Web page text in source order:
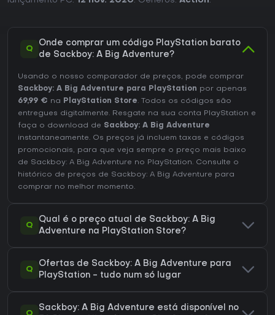
Q
Onde comprar um código PlayStation barato
de Sackboy: A Big Adventure?
Usando o nosso comparador de preços, pode comprar
Sackboy: A Big Adventure para PlayStation por apenas
69,99 € na PlayStation Store. Todos os códigos são
entregues digitalmente. Resgate na sua conta PlayStation e
faça o download de Sackboy: A Big Adventure
instantaneamente. Os preços já incluem taxas e códigos
promocionais, para que veja sempre o preço mais baixo
de Sackboy: A Big Adventure no PlayStation. Consulte o
histórico de preços de Sackboy: A Big Adventure para
comprar no melhor momento.
Q
Qual é o preço atual de Sackboy: A Big
Adventure na PlayStation Store?
Q
Ofertas de Sackboy: A Big Adventure para
PlayStation - tudo num só lugar
Sackboy: A Big Adventure está disponível no